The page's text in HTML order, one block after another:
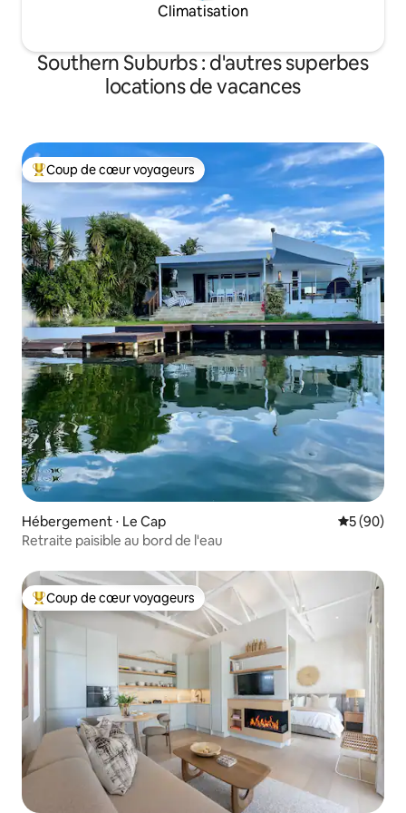
Climatisation
Southern Suburbs : d'autres superbes
locations de vacances
Coups de cœur voyageurs les plus appréciés
Coup de cœur voyageurs
Hébergement ⋅ Le Cap
5 (90)
Retraite paisible au bord de l'eau
Coups de cœur voyageurs les plus appréciés
Coup de cœur voyageurs